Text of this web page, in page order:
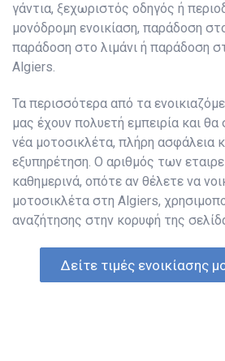
γάντια, ξεχωριστός οδηγός ή
μονόδρομη ενοικίαση, παράδοση
παράδοση στο λιμάνι ή παράδοση
Algiers.
Τα περισσότερα από τα
μας έχουν πολυετή εμπειρία και
νέα μοτοσικλέτα, πλήρη ασφάλεια
εξυπηρέτηση. Ο αριθμός των
καθημερινά, οπότε αν θέλετε να
μοτοσικλέτα στη Algiers,
αναζήτησης στην κορυφή της
Δείτε τιμές ενοικίασης